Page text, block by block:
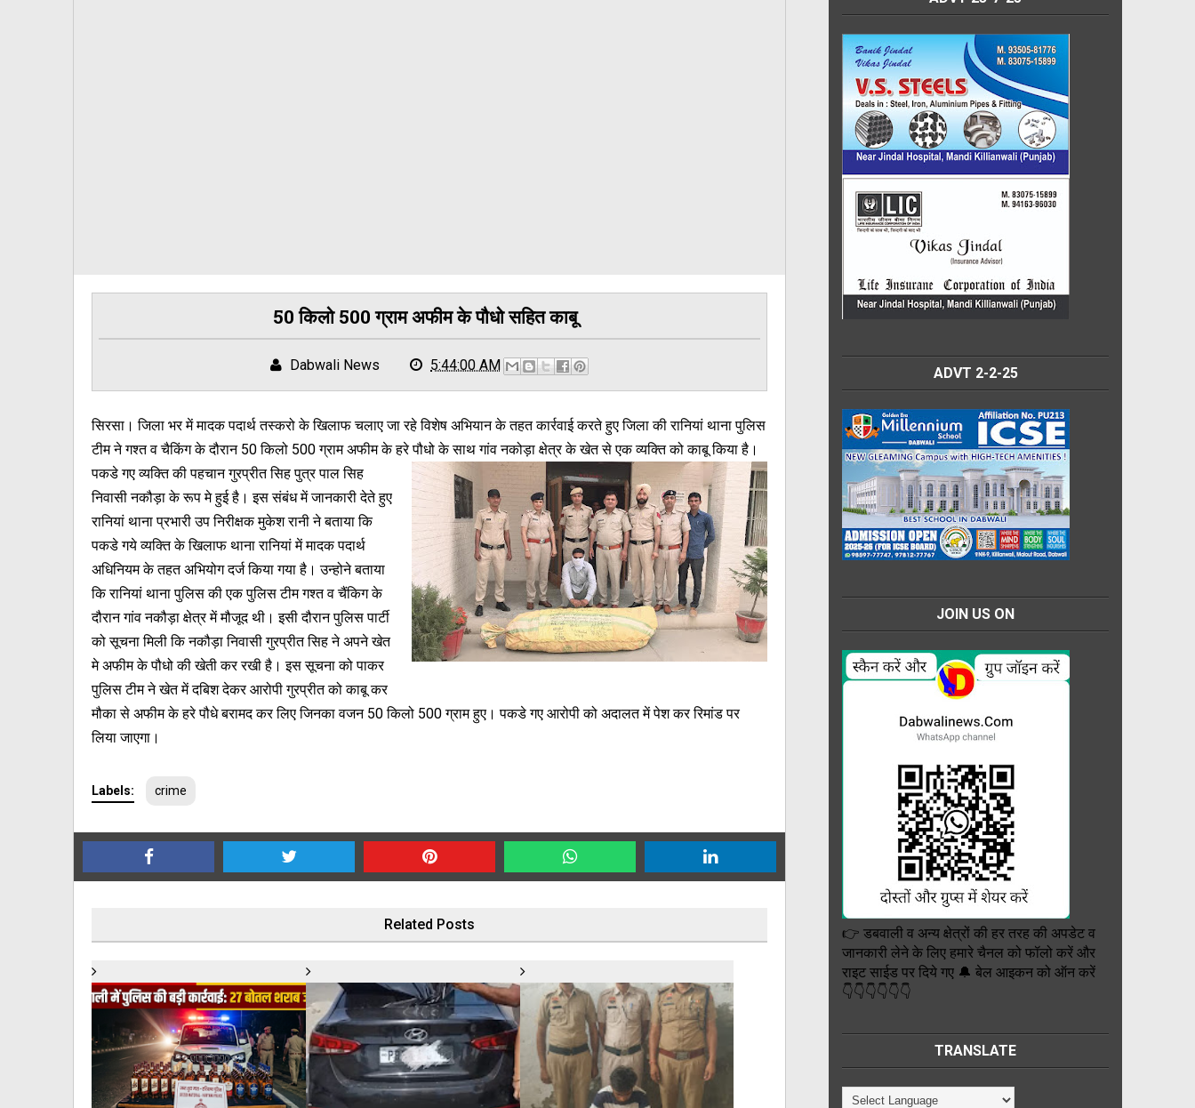
50 किलो 500 ग्राम अफीम के पौधो सहित काबू
Dabwali News 5:44:00 AM
सिरसा। जिला भर में मादक पदार्थ तस्करो के खिलाफ चलाए जा रहे विशेष अभियान के तहत कार्रवाई करते हुए जिला की रानियां थाना पुलिस
टीम ने गश्त व चैकिंग के दौरान 50 किलो 500 ग्राम अफीम के हरे पौधो के साथ गांव नकोड़ा क्षेत्र के खेत से एक व्यक्ति को काबू किया है।
पकडे गए व्यक्ति की पहचान गुरप्रीत सिह पुत्र पाल सिह
निवासी नकौड़ा के रूप मे हुई है। इस संबंध में जानकारी देते हुए
रानियां थाना प्रभारी उप निरीक्षक मुकेश रानी ने बताया कि
पकडे गये व्यक्ति के खिलाफ थाना रानियां में मादक पदार्थ
अधिनियम के तहत अभियोग दर्ज किया गया है। उन्होने बताया
कि रानियां थाना पुलिस की एक पुलिस टीम गश्त व चैंकिग के
दौरान गांव नकौड़ा क्षेत्र में मौजूद थी। इसी दौरान पुलिस पार्टी
को सूचना मिली कि नकौड़ा निवासी गुरप्रीत सिह ने अपने खेत
मे अफीम के पौधो की खेती कर रखी है। इस सूचना को पाकर
पुलिस टीम ने खेत में दबिश देकर आरोपी गुरप्रीत को काबू कर
मौका से अफीम के हरे पौधे बरामद कर लिए जिनका वजन 50 किलो 500 ग्राम हुए। पकडे गए आरोपी को अदालत में पेश कर रिमांड पर
लिया जाएगा।
Labels: crime
Related Posts
ADVT 2-2-25
JOIN US ON
👉 डबवाली व अन्य क्षेत्रों की हर तरह की अपडेट व
जानकारी लेने के लिए हमारे चैनल को फॉलो करें और
राइट साईड पर दिये गए 🔔 बेल आइकन को ऑन करें
👇👇👇👇👇👇
TRANSLATE